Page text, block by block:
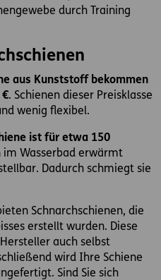
durch Training
aus Kunststoff bekommen
€. Schienen dieser Preisklasse
wenig flexibel.
ist für etwa 150
im Wasserbad erwärmt
Dadurch schmiegt sie
Schnarchschienen, die
erstellt wurden. Diese
auch selbst
wird Ihre Schiene
Sind Sie sich